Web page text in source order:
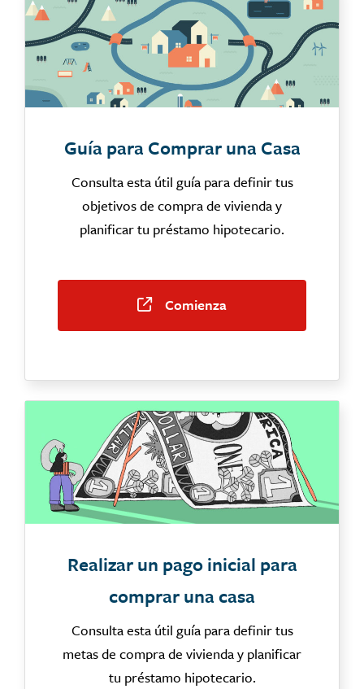
Guía para Comprar una Casa
Consulta esta útil guía para definir tus
objetivos de compra de vivienda y
planificar tu préstamo hipotecario.
Comienza
Realizar un pago inicial para
comprar una casa
Consulta esta útil guía para definir tus
metas de compra de vivienda y planificar
tu préstamo hipotecario.